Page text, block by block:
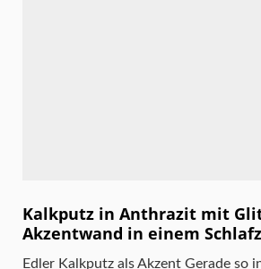
Kalkputz in Anthrazit mit
Akzentwand in einem
Edler Kalkputz als Akzent Gerade so